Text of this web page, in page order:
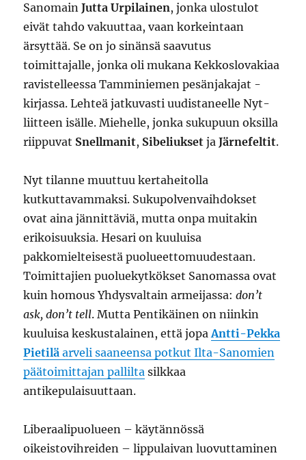
SanomainJutta Urpilainen, jonka ulostulot
eivät tahdo vakuuttaa, vaan korkeintaan
ärsyttää. Se on jo sinänsä saavutus
toimittajalle, jonka oli mukana Kekkoslovakiaa
ravistelleessa Tamminiemen pesänjakajat -
kirjassa. Lehteä jatkuvasti uudistaneelle Nyt-
liitteen isälle. Miehelle, jonka sukupuun oksilla
riippuvat Snellmanit, SibeliuksetjaJärnefeltit.
Nyt tilanne muuttuu kertaheitolla
kutkuttavammaksi. Sukupolvenvaihdokset
ovat aina jännittäviä, mutta onpa muitakin
erikoisuuksia. Hesari on kuuluisa
pakkomielteisestä puolueettomuudestaan.
Toimittajien puoluekytkökset Sanomassa ovat
kuin homous Yhdysvaltain armeijassa:don’t
ask, don’t tell. Mutta Pentikäinen on niinkin
kuuluisa keskustalainen, että jopaAntti-Pekka
Pietilä arveli saaneensa potkut Ilta-Sanomien
päätoimittajan pallilta silkkaa
antikepulaisuuttaan.
Liberaalipuolueen – käytännössä
oikeistovihreiden – lippulaivan luovuttaminen